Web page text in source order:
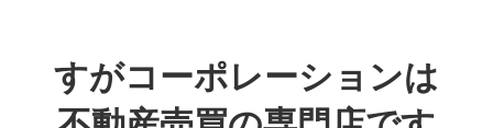
すがコーポレーションは